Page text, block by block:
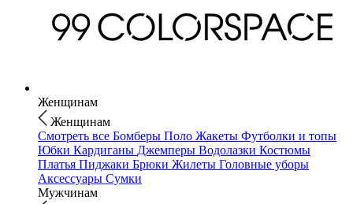
Женщинам
Женщинам
Смотреть все Бомберы Поло Жакеты Футболки и топы
Юбки Кардиганы Джемперы Водолазки Костюмы
Платья Пиджаки Брюки Жилеты Головные уборы
Аксессуары Сумки
Мужчинам